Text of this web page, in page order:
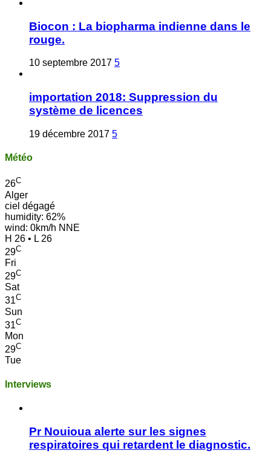
Biocon : La biopharma indienne dans le
rouge.
10 septembre 2017 5
importation 2018: Suppression du
système de licences
19 décembre 2017 5
Météo
26C
Alger
ciel dégagé
humidity: 62%
wind: 0km/h NNE
H 26 • L 26
29C
Fri
29C
Sat
31C
Sun
31C
Mon
29C
Tue
Interviews
Pr Nouioua alerte sur les signes
respiratoires qui retardent le diagnostic.